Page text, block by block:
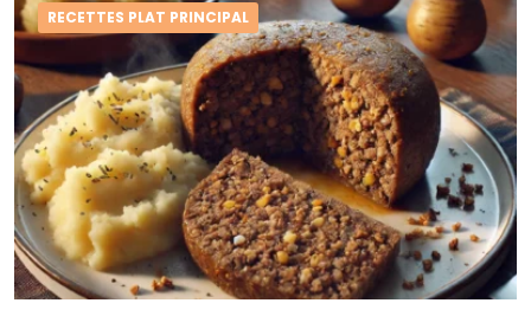
RECETTES PLAT PRINCIPAL